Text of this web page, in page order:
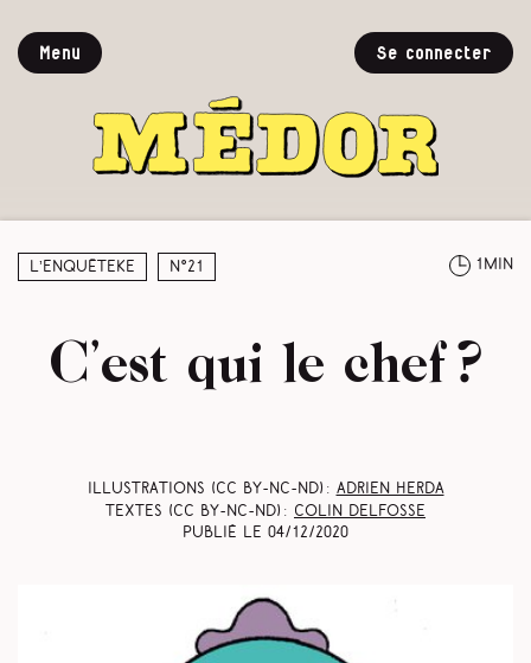
Menu Se connecter
L’enquêteke N°21 1min
C’est qui le chef ?
Illustrations (CC BY-NC-ND) : Adrien Herda
Textes (CC BY-NC-ND) : Colin Delfosse
Publié le 04/12/2020